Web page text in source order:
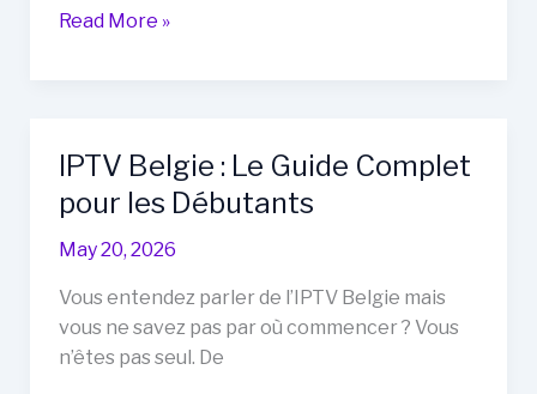
Abonner
IPTV
ou
Illusion
Read More »
IPTV Belgie : Le Guide Complet
pour les Débutants
May 20, 2026
Vous entendez parler de l’IPTV Belgie mais
vous ne savez pas par où commencer ? Vous
n’êtes pas seul. De